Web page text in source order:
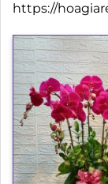
https://